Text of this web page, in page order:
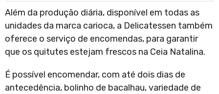
Além da produção diária, disponível em todas as
unidades da marca carioca, a Delicatessen também
oferece o serviço de encomendas, para garantir
que os quitutes estejam frescos na Ceia Natalina.
É possível encomendar, com até dois dias de
antecedência, bolinho de bacalhau, variedade de